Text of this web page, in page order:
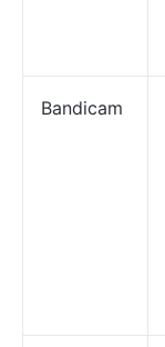
Bandicam